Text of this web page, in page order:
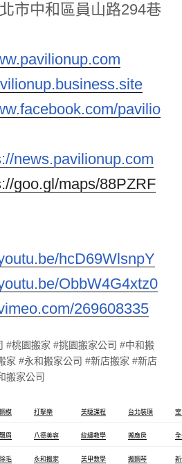
市中和區員山路294巷
pavilio
news.pavilionup.com
goo.gl/maps/88PZRF
hcD69WlsnpY
ObbW4G4xtz0
269608335
#桃園搬家 #挑園搬家公司 #中和搬
家 #永和搬家公司 #新店搬家 #新店
搬家公司
模 打擊樂 美睫課程 台北裝璜
眉 八德美容 紋繡教學 搬廠房
毛 永和搬家 美甲教學 搬鋼琴